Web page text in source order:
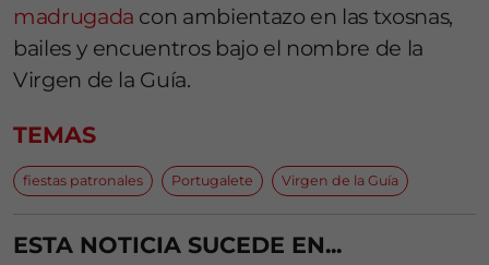
madrugada con ambientazo en las txosnas,
bailes y encuentros bajo el nombre de la
Virgen de la Guía.
TEMAS
fiestas patronales Portugalete Virgen de la Guía
ESTA NOTICIA SUCEDE EN...